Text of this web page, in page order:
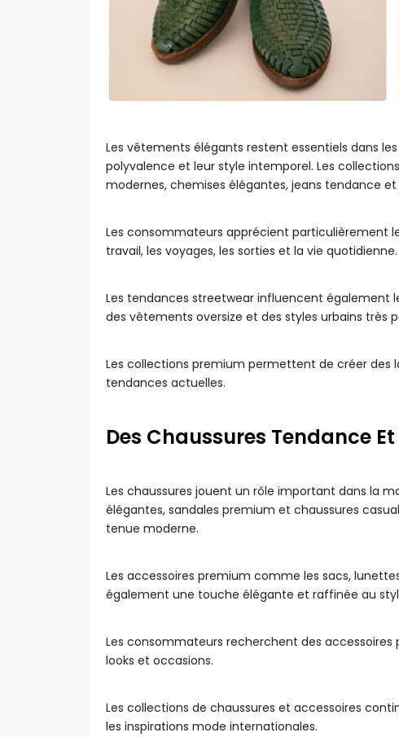
Les vêtements élégants restent essentiels dans
polyvalence et leur style intemporel. Les
modernes, chemises élégantes, jeans tendance
Les consommateurs apprécient
travail, les voyages, les sorties et la vie quotidienne.
Les tendances streetwear influencent également
des vêtements oversize et des styles urbains très
Les collections premium permettent de créer des
tendances actuelles.
Des Chaussures Tendance
Les chaussures jouent un rôle important dans la
élégantes, sandales premium et chaussures
tenue moderne.
Les accessoires premium comme les sacs,
également une touche élégante et raffinée au
Les consommateurs recherchent des
looks et occasions.
Les collections de chaussures et accessoires
les inspirations mode internationales.